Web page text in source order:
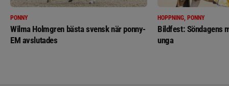
PONNY
Wilma Holmgren bästa svensk när ponny-
EM avslutades
HOPPNING, PONNY
Bildfest: Söndagens
unga